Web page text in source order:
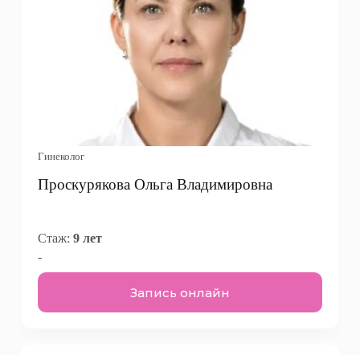
Гинеколог
Проскурякова Ольга Владимировна
Стаж: 9 лет
-
Запись онлайн